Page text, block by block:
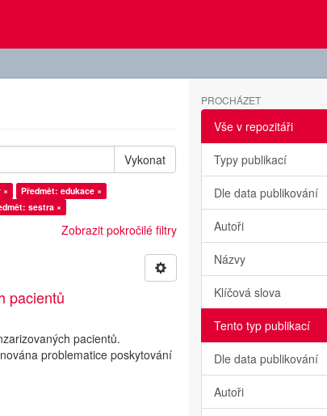
Vykonat
×
Předmět: edukace ×
sestra ×
Zobrazit pokročilé filtry
pacientů
pacientů.
problematice poskytování
PROCHÁZET
Vše v repozitáři
Typy publikací
Dle data publikování
Autoři
Názvy
Klíčová slova
Tento typ publikací
Dle data publikování
Autoři